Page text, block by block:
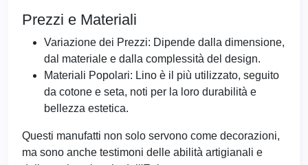
Prezzi e Materiali
Variazione dei Prezzi: Dipende dalla dimensione,
dal materiale e dalla complessità del design.
Materiali Popolari: Lino è il più utilizzato, seguito
da cotone e seta, noti per la loro durabilità e
bellezza estetica.
Questi manufatti non solo servono come decorazioni,
ma sono anche testimoni delle abilità artigianali e